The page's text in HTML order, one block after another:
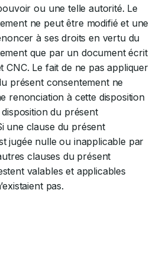
ou une telle autorité. Le
ne peut être modifié et une
à ses droits en vertu du
que par un document écrit
CNC. Le fait de ne pas appliquer
présent consentement ne
renonciation à cette disposition
du présent
une clause du présent
jugée nulle ou inapplicable par
clauses du présent
valables et applicables
pas.